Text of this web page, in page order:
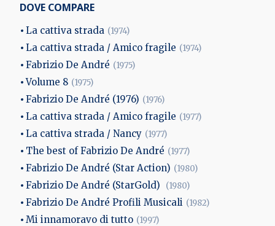
DOVE COMPARE
La cattiva strada (1974)
La cattiva strada / Amico fragile (1974)
Fabrizio De André (1975)
Volume 8 (1975)
Fabrizio De André (1976) (1976)
La cattiva strada / Amico fragile (1977)
La cattiva strada / Nancy (1977)
The best of Fabrizio De André (1977)
Fabrizio De André (Star Action) (1980)
Fabrizio De André (StarGold) (1980)
Fabrizio De André Profili Musicali (1982)
Mi innamoravo di tutto (1997)